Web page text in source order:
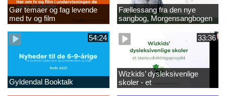
Gør temaer og fag levende
med tv og film
Fællessang fra den nye
sangbog, Morgensangbogen
(2)
54:24
Gyldendal Booktalk
33:36
Wizkids’ dysleksivenlige
skoler - et
skoleudviklingsprojekt - ny